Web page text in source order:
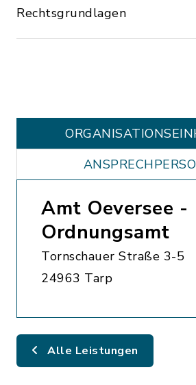
Rechtsgrundlagen
Amt Oeversee -
Ordnungsamt
Tornschauer Straße 3-5
24963 Tarp
Alle Leistungen